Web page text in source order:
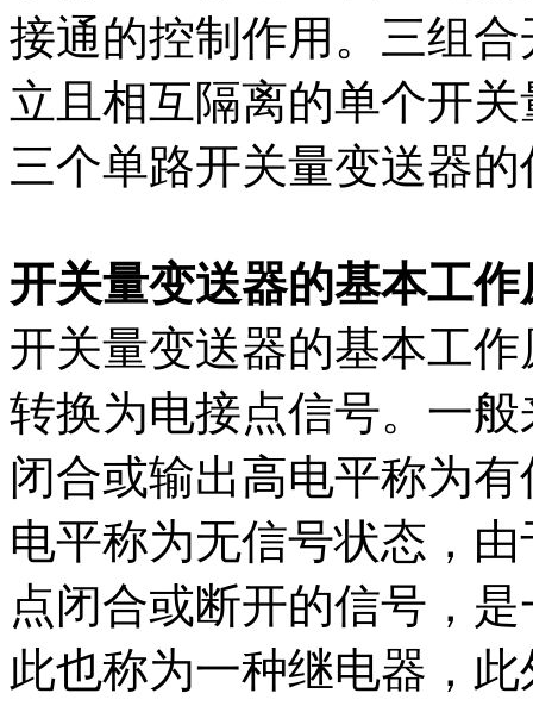
接通的控制作用。三组
立且相互隔离的单个开
三个单路开关量变送器
开关量变送器的基本工作
开关量变送器的基本工
转换为电接点信号。一
闭合或输出高电平称为
电平称为无信号状态，
点闭合或断开的信号，
此也称为一种继电器，